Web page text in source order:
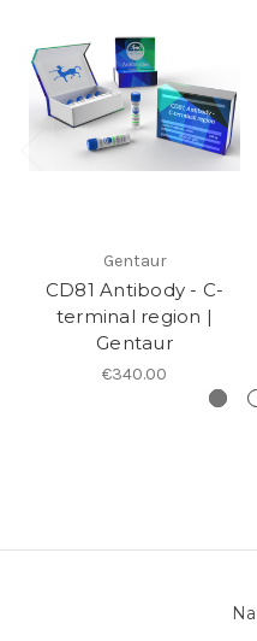
Gentaur
CD81 Antibody - C-
terminal region |
Gentaur
€340.00